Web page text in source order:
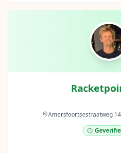
Amersfoortsestraatweg